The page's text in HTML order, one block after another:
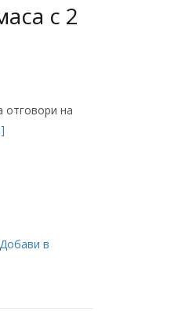
с 2
отговори на
Добави в